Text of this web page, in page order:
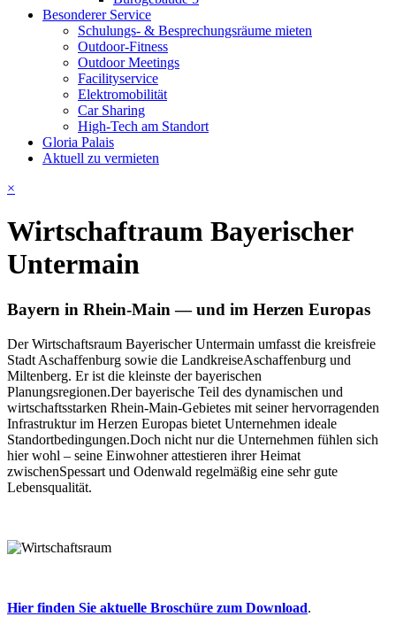
Besonderer Service
Schulungs- & Besprechungsräume mieten
Outdoor-Fitness
Outdoor Meetings
Facilityservice
Elektromobilität
Car Sharing
High-Tech am Standort
Gloria Palais
Aktuell zu vermieten
×
Wirtschaftraum Bayerischer
Untermain
Bayern in Rhein-Main — und im Herzen Europas
Der Wirtschaftsraum Bayerischer Untermain umfasst die kreisfreie
Stadt Aschaffenburg sowie die LandkreiseAschaffenburg und
Miltenberg. Er ist die kleinste der bayerischen
Planungsregionen.Der bayerische Teil des dynamischen und
wirtschaftsstarken Rhein-Main-Gebietes mit seiner hervorragenden
Infrastruktur im Herzen Europas bietet Unternehmen ideale
Standortbedingungen.Doch nicht nur die Unternehmen fühlen sich
hier wohl – seine Einwohner attestieren ihrer Heimat
zwischenSpessart und Odenwald regelmäßig eine sehr gute
Lebensqualität.
Hier finden Sie aktuelle Broschüre zum Download.